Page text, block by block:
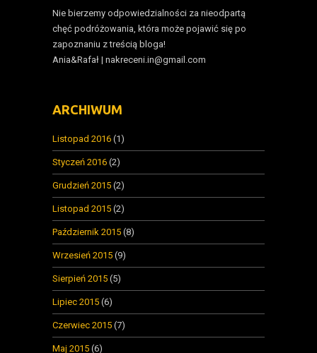
Nie bierzemy odpowiedzialności za nieodpartą
chęć podróżowania, która może pojawić się po
zapoznaniu z treścią bloga!
Ania&Rafał | nakreceni.in@gmail.com
ARCHIWUM
Listopad 2016 (1)
Styczeń 2016 (2)
Grudzień 2015 (2)
Listopad 2015 (2)
Październik 2015 (8)
Wrzesień 2015 (9)
Sierpień 2015 (5)
Lipiec 2015 (6)
Czerwiec 2015 (7)
Maj 2015 (6)